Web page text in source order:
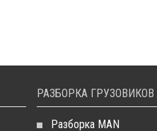
РАЗБОРКА ГРУЗОВИКОВ
Разборка MAN